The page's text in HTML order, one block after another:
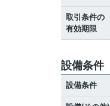
取引条件の
有効期限
設備条件
設備条件